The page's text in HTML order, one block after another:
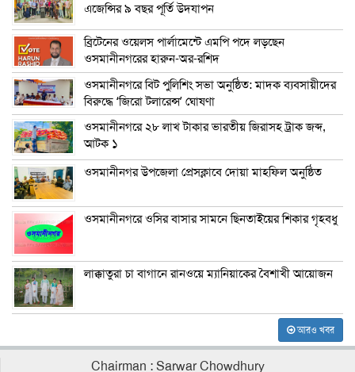
এজেন্সির ৯ বছর পূর্তি উদযাপন
ব্রিটেনের ওয়েলস পার্লামেন্টে এমপি পদে লড়ছেন
ওসমানীনগরের হারুন-অর-রশিদ
ওসমানীনগরে বিট পুলিশিং সভা অনুষ্ঠিত: মাদক ব্যবসায়ীদের
বিরুদ্ধে ‘জিরো টলারেন্স’ ঘোষণা
ওসমানীনগরে ২৮ লাখ টাকার ভারতীয় জিরাসহ ট্রাক জব্দ,
আটক ১
ওসমানীনগর উপজেলা প্রেসক্লাবে দোয়া মাহফিল অনুষ্ঠিত
ওসমানীনগরে ওসির বাসার সামনে ছিনতাইয়ের শিকার গৃহবধু
লাক্কাতুরা চা বাগানে রানওয়ে ম্যানিয়াকের বৈশাখী আয়োজন
আরও খবর
Chairman : Sarwar Chowdhury